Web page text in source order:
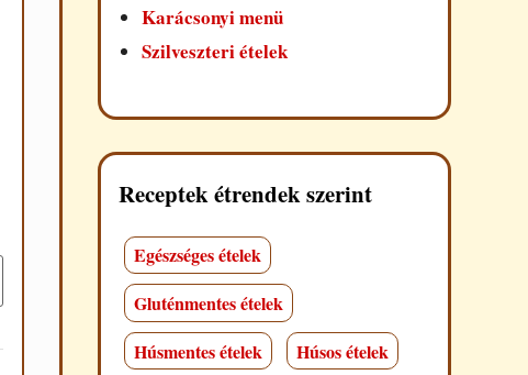
Karácsonyi menü
Szilveszteri ételek
Receptek étrendek szerint
Egészséges ételek
Gluténmentes ételek
Húsmentes ételek
Húsos ételek